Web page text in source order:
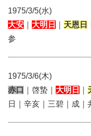
1975/3/5(水)
大安
大明日 天恩日
参
1975/3/6(木)
赤口
｜啓蟄｜ 大明日
日｜辛亥｜三碧｜成｜